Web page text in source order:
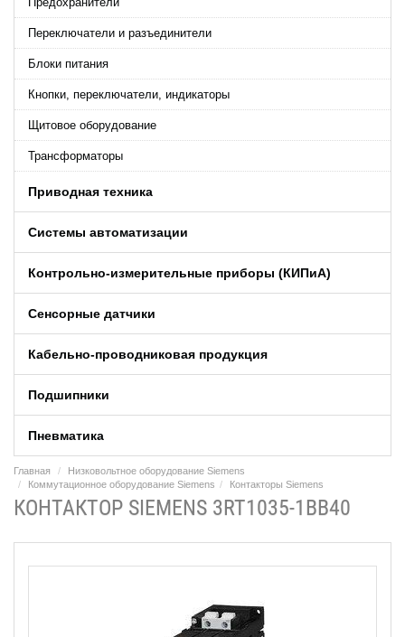
Переключатели и разъединители
Блоки питания
Кнопки, переключатели, индикаторы
Щитовое оборудование
Трансформаторы
Приводная техника
Системы автоматизации
Контрольно-измерительные приборы (КИПиA)
Сенсорные датчики
Кабельно-проводниковая продукция
Подшипники
Пневматика
Главная
Низковольтное оборудование Siemens
Коммутационное оборудование Siemens
Контакторы Siemens
КОНТАКТОР SIEMENS 3RT1035-1BB40